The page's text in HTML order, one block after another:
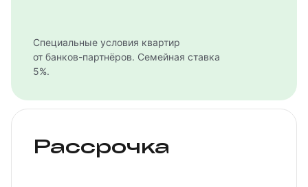
Специальные условия квартир
от банков-партнёров. Семейная ставка
5%.
Рассрочка